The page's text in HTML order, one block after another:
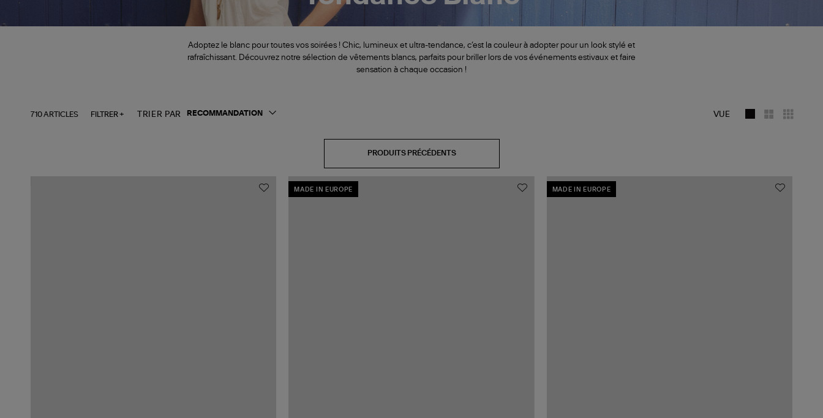
Adoptez le blanc pour toutes vos soirées ! Chic, lumineux et ultra-tendance, c’est la couleur à adopter pour un look stylé et
rafraîchissant. Découvrez notre sélection de vêtements blancs, parfaits pour briller lors de vos événements estivaux et faire
sensation à chaque occasion !
710 ARTICLES FILTRER + TRIER PAR VUE
PRODUITS PRÉCÉDENTS
MADE IN EUROPE MADE IN EUROPE